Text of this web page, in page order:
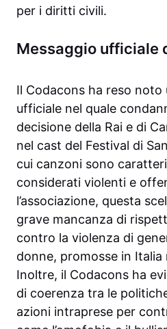
per i diritti civili.
Messaggio ufficiale
Il Codacons ha reso noto
ufficiale nel quale
decisione della Rai e di
nel cast del Festival di
cui canzoni sono
considerati violenti e
l’associazione, questa
grave mancanza di
contro la violenza di
donne, promosse in Italia
Inoltre, il Codacons ha
di coerenza tra le
azioni intraprese per